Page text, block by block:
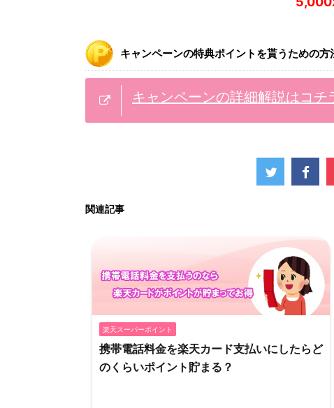
キャンペーンの特典ポイントを貰うための方
キャンペーンの詳細解説はコチ
関連記事
楽天スーパーポイント
携帯電話料金を楽天カード支払いにしたらど
のくらいポイント貯まる？